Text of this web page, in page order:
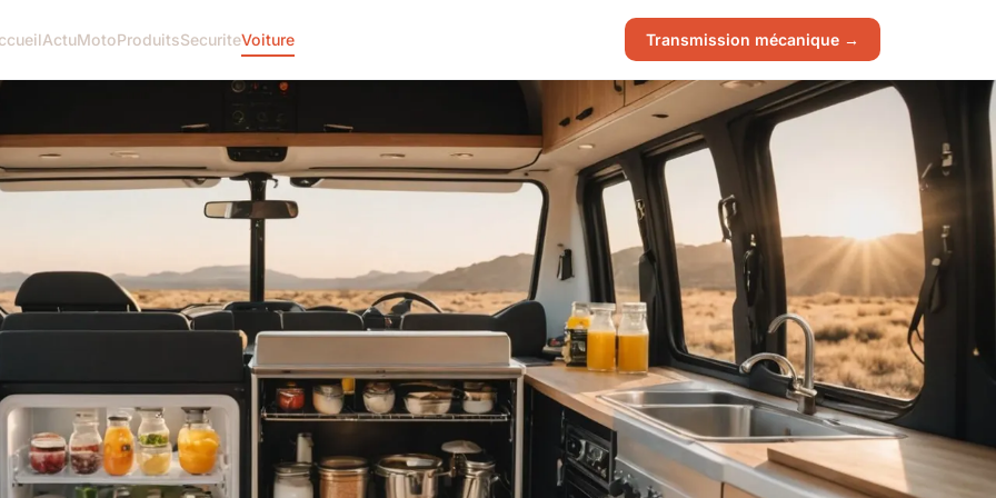
ActuMotoProduitsSecuriteVoiture Transmission mécanique →